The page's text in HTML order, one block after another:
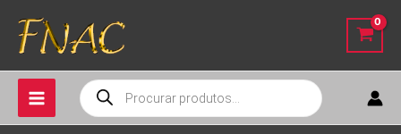
para
conteúdo
Pesquisar
produtos